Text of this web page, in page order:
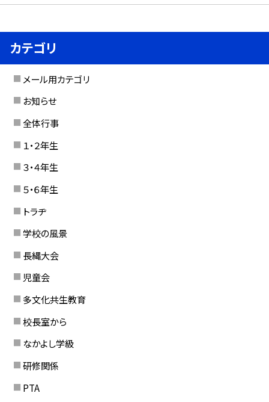
カテゴリ
メール用カテゴリ
お知らせ
全体行事
１・２年生
３・４年生
５・６年生
トラヂ
学校の風景
長縄大会
児童会
多文化共生教育
校長室から
なかよし学級
研修関係
PTA